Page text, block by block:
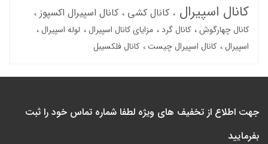
کانال اسپیرال کانال کشی کانال اسپیرال اکسپوز
کانال چهارگوش کانال گرد مزایای کانال اسپیرال لوله اسپیرال
اسپیرال کانال اسپیرال چیست کانال فلکسیبل
جهت اطلاع از تخفیف های ویژه لطفا شماره تماس خود را ثبت
بفرمایید